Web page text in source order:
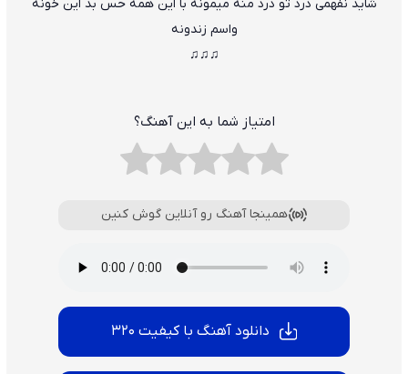
شاید نفهمی درد تو درد منه میمونه با این همه حس بد این خونه
واسم زندونه
♫♫♫
امتیاز شما به این آهنگ؟
همینجا آهنگ رو آنلاین گوش کنین
دانلود آهنگ با کیفیت 320